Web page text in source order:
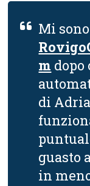
Mi
m
di
guasto
in